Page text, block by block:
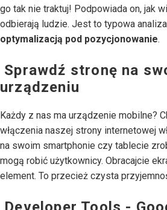
go tak nie traktuj! Podpowiada on, jak
odbierają ludzie. Jest to typowa
optymalizacją pod pozycjonowanie.
Sprawdź stronę na
urządzeniu
Każdy z nas ma urządzenie mobilne?
włączenia naszej strony internetowej
na swoim smartphonie czy tablecie
mogą robić użytkownicy. Obracajcie
element. To przecież czysta